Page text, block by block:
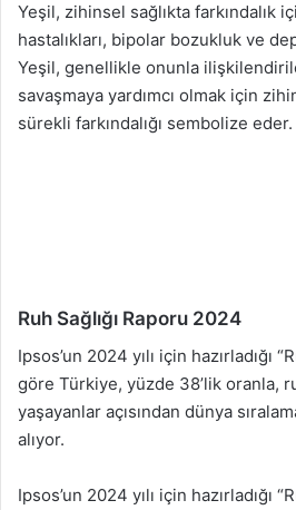
Yeşil, zihinsel sağlıkta farkındalık
hastalıkları, bipolar bozukluk ve
Yeşil, genellikle onunla
savaşmaya yardımcı olmak için
sürekli farkındalığı sembolize eder.
Ruh Sağlığı Raporu 2024
Ipsos’un 2024 yılı için hazırladığı
göre Türkiye, yüzde 38’lik oranla,
yaşayanlar açısından dünya
alıyor.
Ipsos’un 2024 yılı için hazırladığı